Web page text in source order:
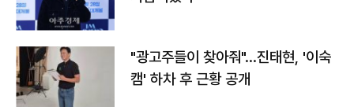
"광고주들이 찾아줘"…진태현, '이숙
캠' 하차 후 근황 공개